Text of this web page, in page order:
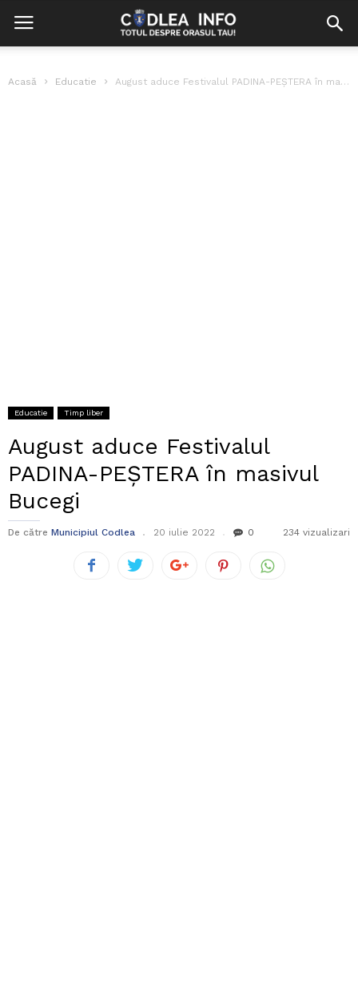
Acasă Educatie August aduce Festivalul PADINA-PEȘTERA în masivul Bucegi
Educatie Timp liber
August aduce Festivalul
PADINA-PEȘTERA în masivul
Bucegi
De către Municipiul Codlea 20 iulie 2022 0 234 vizualizari